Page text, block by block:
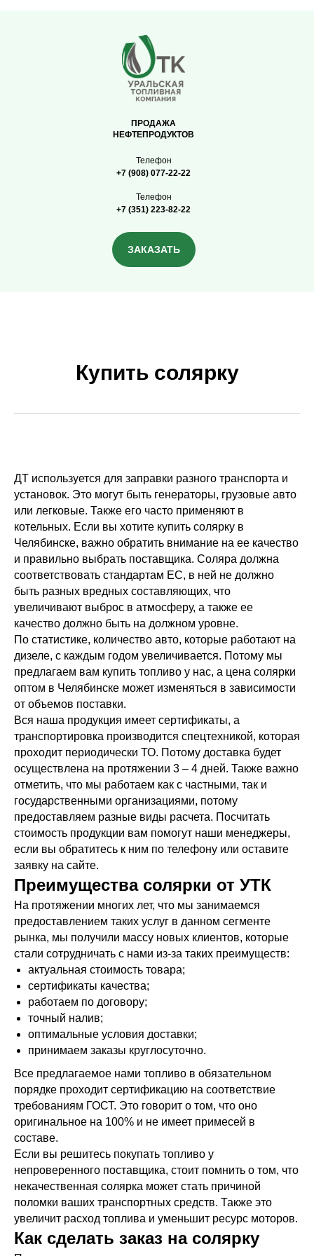
ПРОДАЖА
НЕФТЕПРОДУКТОВ
Телефон
+7 (908) 077-22-22
Телефон
+7 (351) 223-82-22
ЗАКАЗАТЬ
Купить солярку
ДТ используется для заправки разного транспорта и
установок. Это могут быть генераторы, грузовые авто
или легковые. Также его часто применяют в
котельных. Если вы хотите купить солярку в
Челябинске, важно обратить внимание на ее качество
и правильно выбрать поставщика. Соляра должна
соответствовать стандартам ЕС, в ней не должно
быть разных вредных составляющих, что
увеличивают выброс в атмосферу, а также ее
качество должно быть на должном уровне.
По статистике, количество авто, которые работают на
дизеле, с каждым годом увеличивается. Потому мы
предлагаем вам купить топливо у нас, а цена солярки
оптом в Челябинске может изменяться в зависимости
от объемов поставки.
Вся наша продукция имеет сертификаты, а
транспортировка производится спецтехникой, которая
проходит периодически ТО. Потому доставка будет
осуществлена на протяжении 3 – 4 дней. Также важно
отметить, что мы работаем как с частными, так и
государственными организациями, потому
предоставляем разные виды расчета. Посчитать
стоимость продукции вам помогут наши менеджеры,
если вы обратитесь к ним по телефону или оставите
заявку на сайте.
Преимущества солярки от УТК
На протяжении многих лет, что мы занимаемся
предоставлением таких услуг в данном сегменте
рынка, мы получили массу новых клиентов, которые
стали сотрудничать с нами из-за таких преимуществ:
актуальная стоимость товара;
сертификаты качества;
работаем по договору;
точный налив;
оптимальные условия доставки;
принимаем заказы круглосуточно.
Все предлагаемое нами топливо в обязательном
порядке проходит сертификацию на соответствие
требованиям ГОСТ. Это говорит о том, что оно
оригинальное на 100% и не имеет примесей в
составе.
Если вы решитесь покупать топливо у
непроверенного поставщика, стоит помнить о том, что
некачественная солярка может стать причиной
поломки ваших транспортных средств. Также это
увеличит расход топлива и уменьшит ресурс моторов.
Как сделать заказ на солярку